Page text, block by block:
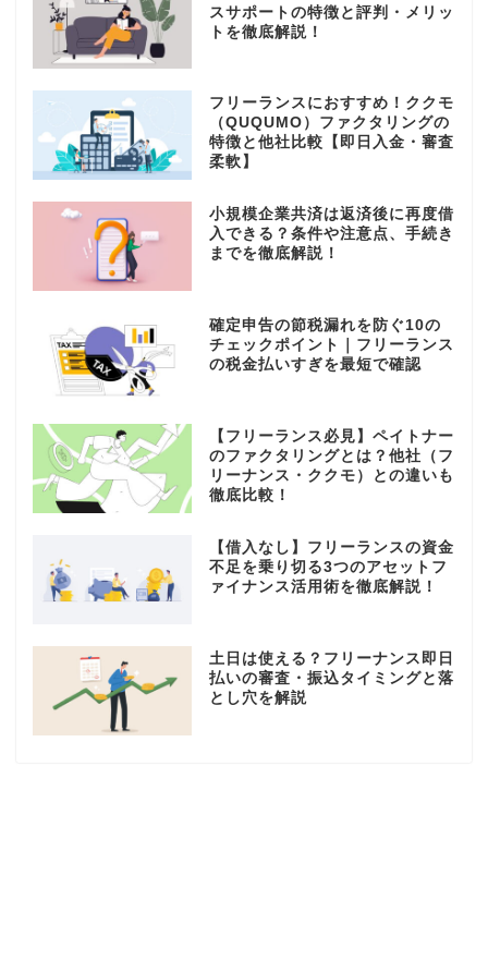
スサポートの特徴と評判・メリッ
トを徹底解説！
フリーランスにおすすめ！ククモ
（QUQUMO）ファクタリングの
特徴と他社比較【即日入金・審査
柔軟】
小規模企業共済は返済後に再度借
入できる？条件や注意点、手続き
までを徹底解説！
確定申告の節税漏れを防ぐ10の
チェックポイント｜フリーランス
の税金払いすぎを最短で確認
【フリーランス必見】ペイトナー
のファクタリングとは？他社（フ
リーナンス・ククモ）との違いも
徹底比較！
【借入なし】フリーランスの資金
不足を乗り切る3つのアセットフ
ァイナンス活用術を徹底解説！
土日は使える？フリーナンス即日
払いの審査・振込タイミングと落
とし穴を解説